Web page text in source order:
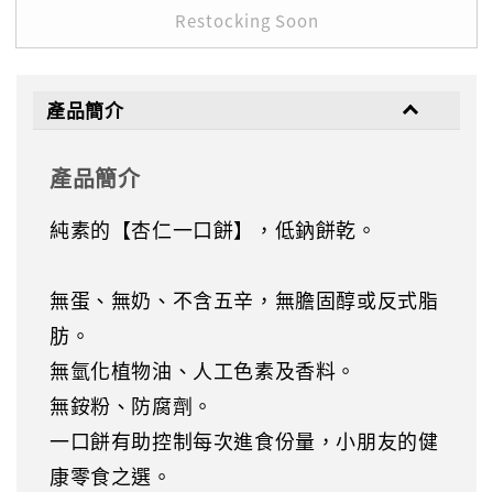
Restocking Soon
產品簡介
產品簡介
純素的【杏仁一口餅】，低鈉餅乾。
無蛋、無奶、不含五辛，無膽固醇或反式脂
肪。
無氫化植物油、人工色素及香料。
無銨粉、防腐劑。
一口餅有助控制每次進食份量，小朋友的健
康零食之選。